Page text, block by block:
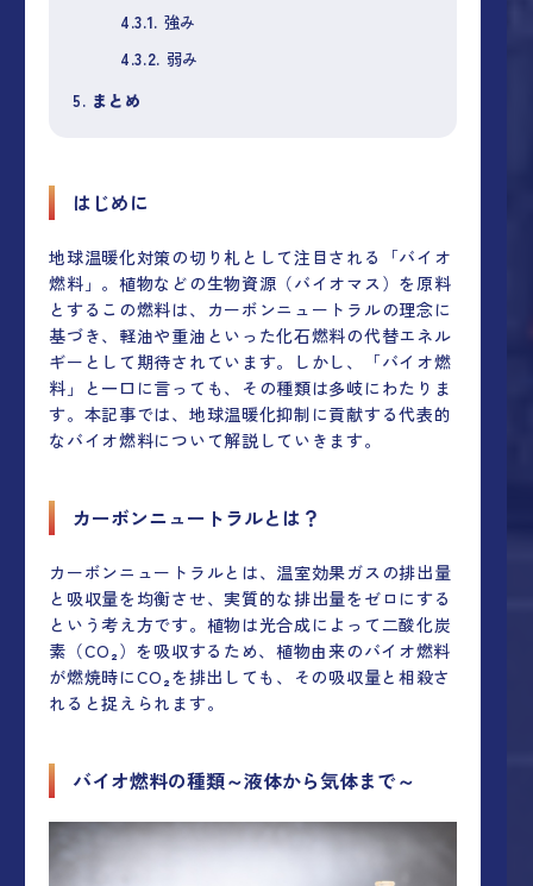
4.3.1. 強み
4.3.2. 弱み
5. まとめ
はじめに
地球温暖化対策の切り札として注目される「バイオ
燃料」。植物などの生物資源（バイオマス）を原料
とするこの燃料は、カーボンニュートラルの理念に
基づき、軽油や重油といった化石燃料の代替エネル
ギーとして期待されています。しかし、「バイオ燃
料」と一口に言っても、その種類は多岐にわたりま
す。本記事では、地球温暖化抑制に貢献する代表的
なバイオ燃料について解説していきます。
カーボンニュートラルとは？
カーボンニュートラルとは、温室効果ガスの排出量
と吸収量を均衡させ、実質的な排出量をゼロにする
という考え方です。植物は光合成によって二酸化炭
素（CO₂）を吸収するため、植物由来のバイオ燃料
が燃焼時にCO₂を排出しても、その吸収量と相殺さ
れると捉えられます。
バイオ燃料の種類～液体から気体まで～